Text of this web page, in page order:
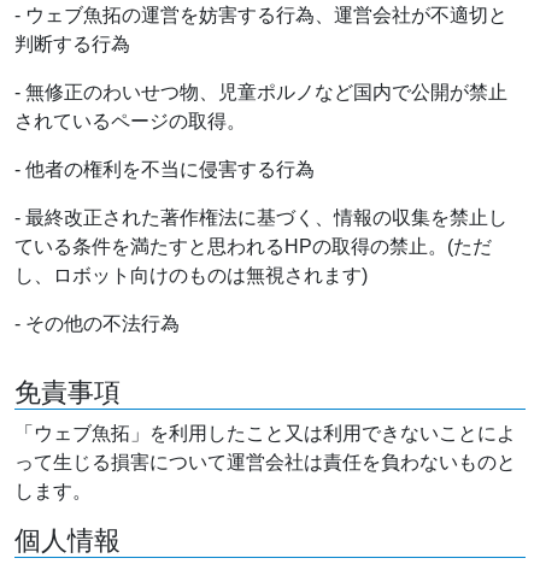
- ウェブ魚拓の運営を妨害する行為、運営会社が不適切と
判断する行為
- 無修正のわいせつ物、児童ポルノなど国内で公開が禁止
されているページの取得。
- 他者の権利を不当に侵害する行為
- 最終改正された著作権法に基づく、情報の収集を禁止し
ている条件を満たすと思われるHPの取得の禁止。(ただ
し、ロボット向けのものは無視されます)
- その他の不法行為
免責事項
「ウェブ魚拓」を利用したこと又は利用できないことによ
って生じる損害について運営会社は責任を負わないものと
します。
個人情報